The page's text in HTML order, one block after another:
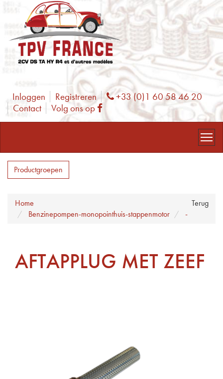
Inloggen Registreren Phone
+33 (0)1 60 58 46 20
Contact
Volg ons op Facebook
Productgroepen
Terug
Home
Benzinepompen-monopointhuis-stappenmotor
-
AFTAPPLUG MET ZEEF